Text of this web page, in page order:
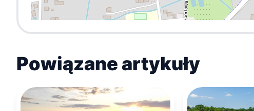
Powiązane artykuły